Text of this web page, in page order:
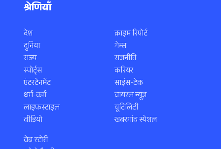
श्रेणियाँ
देश
दुनिया
राज्य
स्पोर्ट्स
एंटरटेनमेंट
धर्म-कर्म
लाइफस्टाइल
वीडियो
क्राइम रिपोर्ट
गेम्स
राजनीति
करियर
साइंस-टेक
वायरल न्यूज़
यूटिलिटी
खबरगांव स्पेशल
वेब स्टोरी